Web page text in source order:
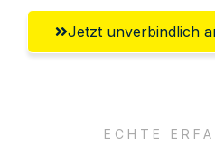
Jetzt unverbindlich
ECHTE